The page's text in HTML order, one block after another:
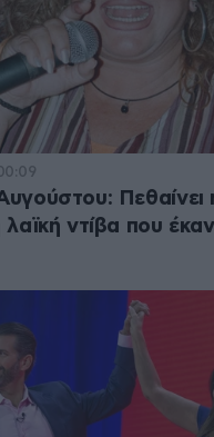
Πεθαίνει
λαϊκή ντίβα που